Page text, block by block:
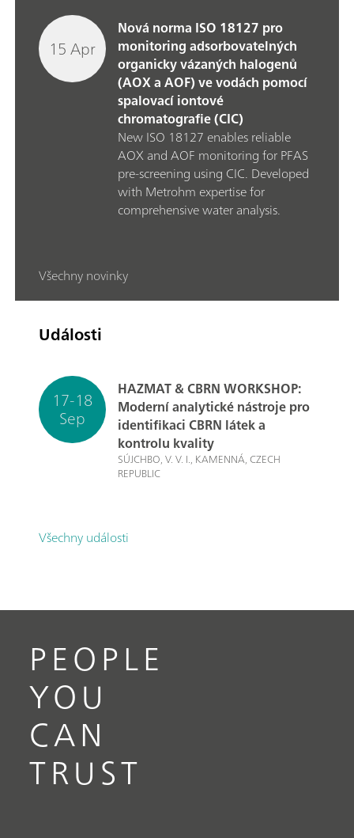
15 Apr
Nová norma ISO 18127 pro
monitoring adsorbovatelných
organicky vázaných halogenů
(AOX a AOF) ve vodách pomocí
spalovací iontové
chromatografie (CIC)
New ISO 18127 enables reliable
AOX and AOF monitoring for PFAS
pre‑screening using CIC. Developed
with Metrohm expertise for
comprehensive water analysis.
Všechny novinky
Události
17-18
Sep
HAZMAT & CBRN WORKSHOP:
Moderní analytické nástroje pro
identifikaci CBRN látek a
kontrolu kvality
SÚJCHBO, V. V. I., KAMENNÁ, CZECH
REPUBLIC
Všechny události
PEOPLE
YOU
CAN
TRUST